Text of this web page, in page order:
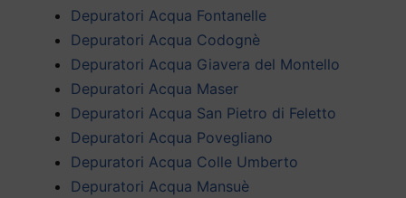
Depuratori Acqua Fontanelle
Depuratori Acqua Codognè
Depuratori Acqua Giavera del Montello
Depuratori Acqua Maser
Depuratori Acqua San Pietro di Feletto
Depuratori Acqua Povegliano
Depuratori Acqua Colle Umberto
Depuratori Acqua Mansuè